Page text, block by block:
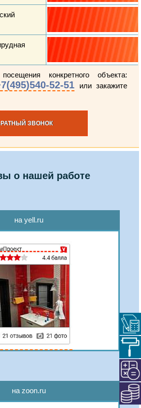
конкретного объекта:
52-51 или закажите
ЗВОНОК
о нашей работе
на yell.ru
на zoon.ru